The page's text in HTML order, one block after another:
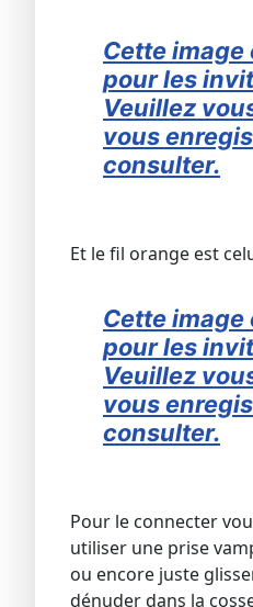
Cette image
pour les
Veuillez
vous
consulter.
Et le fil orange est
Cette image
pour les
Veuillez
vous
consulter.
Pour le connecter
utiliser une prise
ou encore juste
dénuder dans la